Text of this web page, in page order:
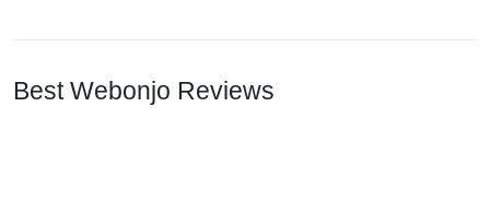
Best Webonjo Reviews